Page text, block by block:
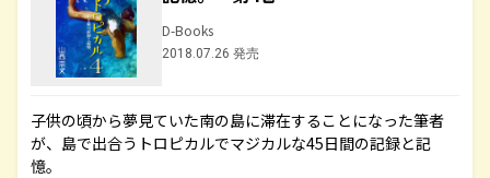
D-Books
2018.07.26 発売
子供の頃から夢見ていた南の島に滞在することになった筆者
が、島で出合うトロピカルでマジカルな45日間の記録と記
憶。